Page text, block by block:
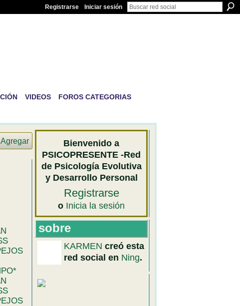
Registrarse Iniciar sesión
VIDEOS
FOROS CATEGORIAS
Agregar
Bienvenido a
PSICOPRESENTE -Red
de Psicología Evolutiva
y Desarrollo Personal
Registrarse
o Inicia la sesión
sobre
KARMEN creó esta
red social en Ning.